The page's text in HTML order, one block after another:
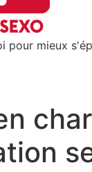
pour mieux